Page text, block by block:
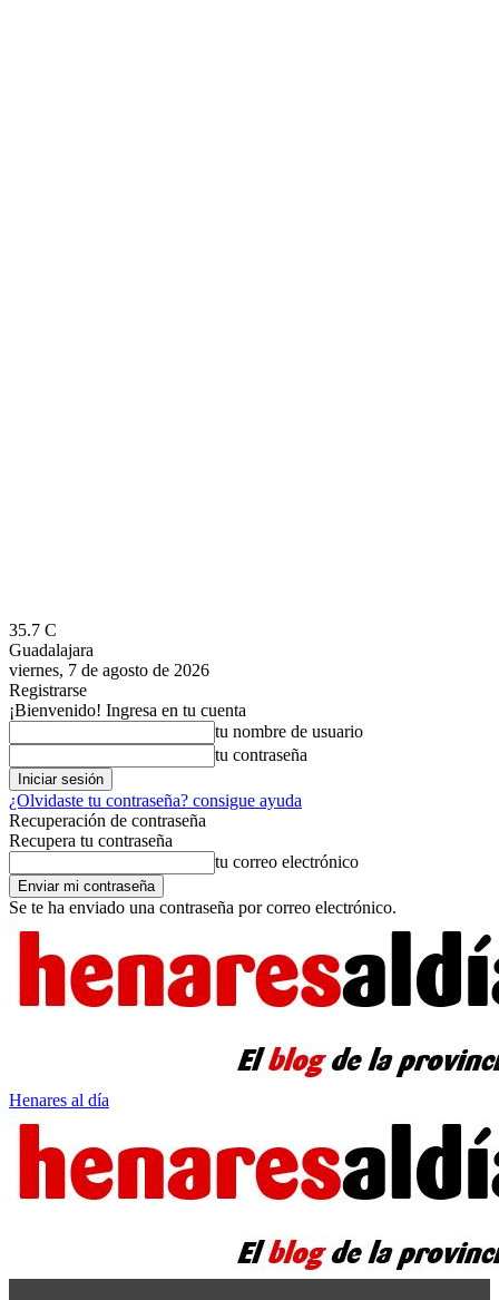
35.7 C
Guadalajara
viernes, 7 de agosto de 2026
Registrarse
¡Bienvenido! Ingresa en tu cuenta
tu nombre de usuario
tu contraseña
¿Olvidaste tu contraseña? consigue ayuda
Recuperación de contraseña
Recupera tu contraseña
tu correo electrónico
Se te ha enviado una contraseña por correo electrónico.
Henares al día